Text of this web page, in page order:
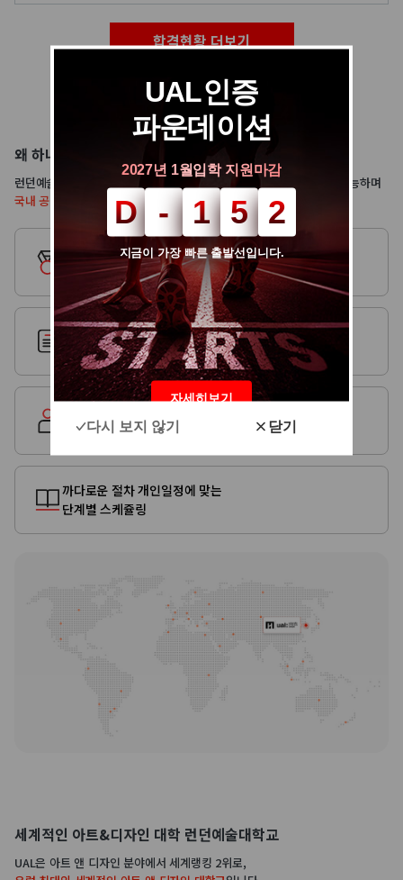
2026
김OO
(UAL) Camberwell College of Arts, University of the Arts London
김OO
합격현황 더보기
왜 하나에듀케이션을 선택해야만 할까요?
런던예술대학교(UAL)는 세계 38개 공식 입학 지원처를 통하여 지원 가능하며
국내 공식 입학 지원처는 오직 하나에듀케이션 뿐입니다!
국내 유일 런던예술대학원(UAL)
공식 입학 지원처
100여회가 넘는
UAL 입학심사회 주관
상담/수속 서비스 제공
까다로운 절차 개인일정에 맞는
단계별 스케쥴링
세계적인 아트&디자인 대학 런던예술대학교
UAL은 아트 앤 디자인 분야에서 세계랭킹 2위로,
UAL인증
파운데이션
2027년 1월입학 지원마감
D - 1 5 2
지금이 가장 빠른 출발선입니다.
자세히보기
다시 보지 않기 닫기